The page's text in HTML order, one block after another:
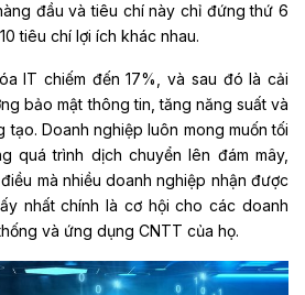
đầu và tiêu chí này chỉ đứng thứ 6
tiêu chí lợi ích khác nhau.
IT chiếm đến 17%, và sau đó là cải
bảo mật thông tin, tăng năng suất và
tạo. Doanh nghiệp luôn mong muốn tối
quá trình dịch chuyển lên đám mây,
mà nhiều doanh nghiệp nhận được
nhất chính là cơ hội cho các doanh
và ứng dụng CNTT của họ.